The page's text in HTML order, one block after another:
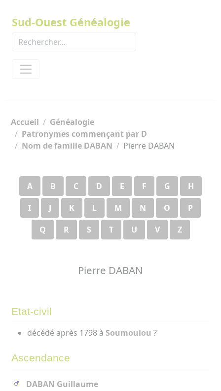
Sud-Ouest Généalogie
Accueil
Généalogie
Patronymes commençant par D
Nom de famille DABAN
Pierre DABAN
A B C D E F G
H
I
J K L M N O
P
Q
R S T U V Z
Pierre DABAN
Etat-civil
décédé après 1798 à Soumoulou ?
Ascendance
DABAN Guillaume